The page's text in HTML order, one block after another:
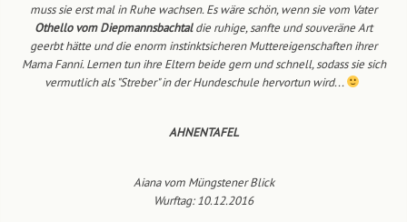
muss sie erst mal in Ruhe wachsen. Es wäre schön, wenn sie vom Vater
Othello vom Diepmannsbachtaldie ruhige, sanfte und souveräne Art
geerbt hätte und die enorm instinktsicheren Muttereigenschaften ihrer
Mama Fanni. Lernen tun ihre Eltern beide gern und schnell, sodass sie sich
vermutlich als "Streber" in der Hundeschule hervortun wird...
AHNENTAFEL
Aiana vom Müngstener Blick
Wurftag: 10.12.2016